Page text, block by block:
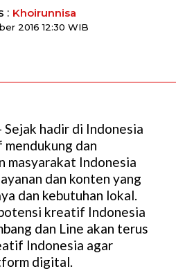
: Khoirunnisa
2016 12:30 WIB
Sejak hadir di Indonesia
dan
masyarakat Indonesia
dan konten yang
dan kebutuhan lokal.
kreatif Indonesia
dan Line akan terus
Indonesia agar
digital.